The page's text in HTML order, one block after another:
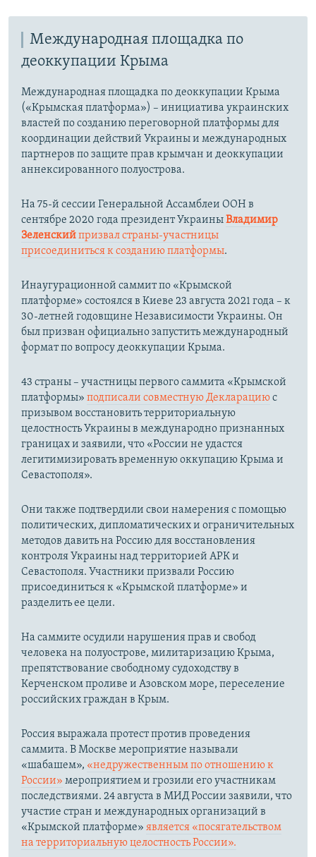
Международная площадка по
деоккупации Крыма
Международная площадка по деоккупации Крыма
(«Крымская платформа») – инициатива украинских
властей по созданию переговорной платформы для
координации действий Украины и международных
партнеров по защите прав крымчан и деоккупации
аннексированного полуострова.
На 75-й сессии Генеральной Ассамблеи ООН в
сентябре 2020 года президент УкраиныВладимир
Зеленскийпризвал страны-участницы
присоединиться к созданию платформы.
Инаугурационной саммит по «Крымской
платформе» состоялся в Киеве 23 августа 2021 года – к
30-летней годовщине Независимости Украины. Он
был призван официально запустить международный
формат по вопросу деоккупации Крыма.
43 страны – участницы первого саммита «Крымской
платформы» подписали совместную Декларациюс
призывом восстановить территориальную
целостность Украины в международно признанных
границах и заявили, что «России не удастся
легитимизировать временную оккупацию Крыма и
Севастополя».
Они также подтвердили свои намерения с помощью
политических, дипломатических и ограничительных
методов давить на Россию для восстановления
контроля Украины над территорией АРК и
Севастополя. Участники призвали Россию
присоединиться к «Крымской платформе» и
разделить ее цели.
На саммите осудили нарушения прав и свобод
человека на полуострове, милитаризацию Крыма,
препятствование свободному судоходству в
Керченском проливе и Азовском море, переселение
российских граждан в Крым.
Россия выражала протест против проведения
саммита. В Москве мероприятие называли
«шабашем», «недружественным по отношению к
России» мероприятием и грозили его участникам
последствиями. 24 августа в МИД России заявили, что
участие стран и международных организаций в
«Крымской платформе» является «посягательством
на территориальную целостность России».